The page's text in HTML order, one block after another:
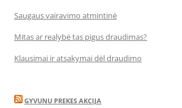
Saugaus vairavimo atmintinė
Mitas ar realybė tas pigus draudimas?
Klausimai ir atsakymai dėl draudimo
GYVUNU PREKES AKCIJA